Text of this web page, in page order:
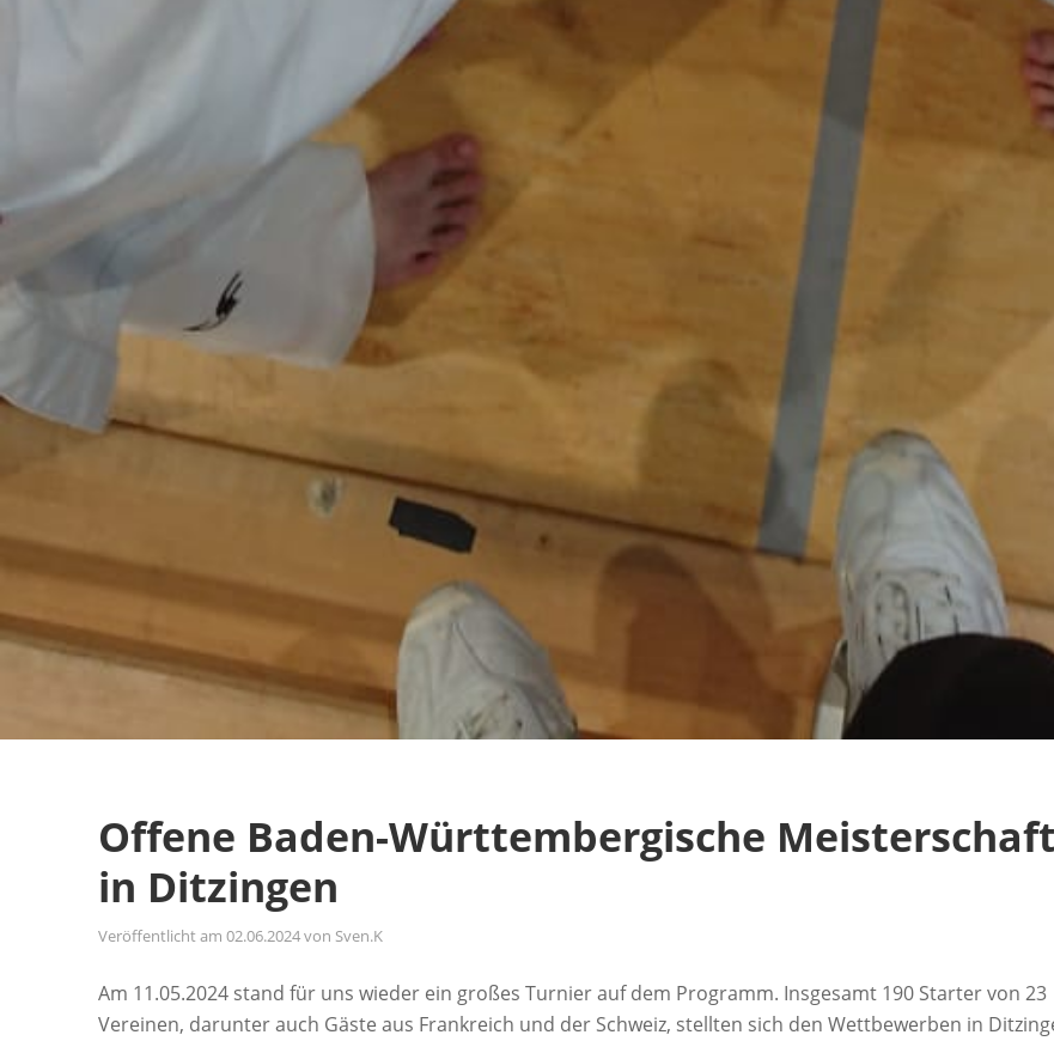
Offene Baden-Württembergische Meisterschaft
in Ditzingen
Veröffentlicht am 02.06.2024von Sven.K
Am 11.05.2024 stand für uns wieder ein großes Turnier auf dem Programm. Insgesamt 190 Starter von 23
Vereinen, darunter auch Gäste aus Frankreich und der Schweiz, stellten sich den Wettbewerben in